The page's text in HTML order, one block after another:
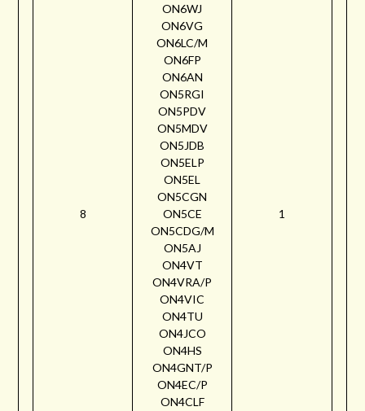
8
ON6WJ
ON6VG
ON6LC/M
ON6FP
ON6AN
ON5RGI
ON5PDV
ON5MDV
ON5JDB
ON5ELP
ON5EL
ON5CGN
ON5CE
ON5CDG/M
ON5AJ
ON4VT
ON4VRA/P
ON4VIC
ON4TU
ON4JCO
ON4HS
ON4GNT/P
ON4EC/P
ON4CLF
1